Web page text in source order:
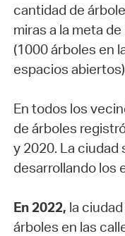
cantidad de
miras a la meta
(1000 árboles en
espacios
En todos los
de árboles
y 2020. La ciudad
desarrollando los
En 2022, la
árboles en las